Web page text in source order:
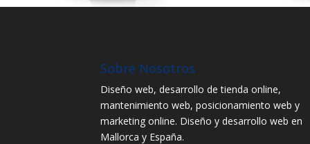
Sobre Nosotros
Diseño web, desarrollo de tienda online,
mantenimiento web, posicionamiento web y
marketing online. Diseño y desarrollo web en
Mallorca y España.